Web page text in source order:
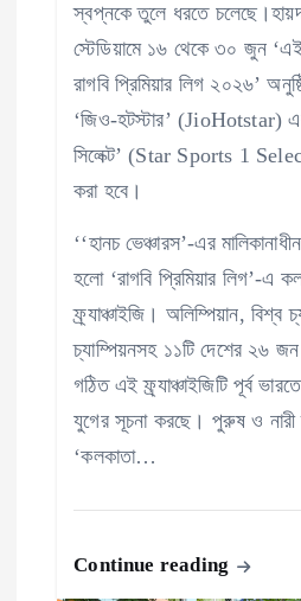
স্বপ্নকে তুলে ধরতে
স্টেডিয়ামে ১৬ থেকে ৩০ জুন
রাগবি প্রিমিয়ার লিগ ২০২৬’
‘জিও-হটস্টার’ (JioHotstar)
সিলেক্ট’ (Star Sports 1
করা হবে।
‘‘হানচ ভেঞ্চারস’-এর
হলো ‘রাগবি প্রিমিয়ার লিগ’-এ
ফ্র্যাঞ্চাইজি। অলিম্পিয়ান, বিশ্ব
চ্যাম্পিয়নসহ ১১টি দেশের ২৬
গঠিত এই ফ্র্যাঞ্চাইজিটি পূর্ব
যুগের সূচনা করছে। পুরুষ ও নারী
‘কলকাতা…
Continue reading